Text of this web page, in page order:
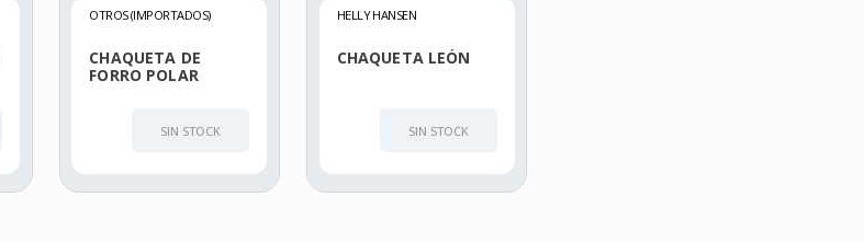
OTROS (IMPORTADOS)
CHAQUETA DE
FORRO POLAR
SIN STOCK
HELLY HANSEN
CHAQUETA LEÓN
SIN STOCK